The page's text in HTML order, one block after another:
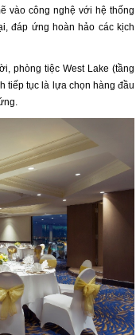
vào công nghệ với hệ thống
đáp ứng hoàn hảo các kịch
phòng tiệc West Lake (tầng
tiếp tục là lựa chọn hàng đầu